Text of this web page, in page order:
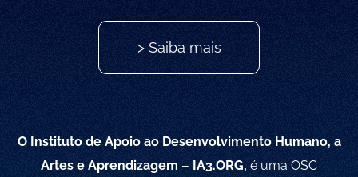
> Saiba mais
O Instituto de Apoio ao Desenvolvimento Humano, a
Artes e Aprendizagem – IA3.ORG, é uma OSC